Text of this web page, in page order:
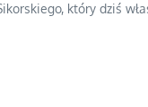
który dziś